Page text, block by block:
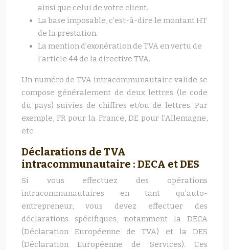
ainsi que celui de votre client.
La base imposable, c’est-à-dire le montant HT
de la prestation.
La mention d’exonération de TVA en vertu de
l’article 44 de la directive TVA.
Un numéro de TVA intracommunautaire valide se
compose généralement de deux lettres (le code
du pays) suivies de chiffres et/ou de lettres. Par
exemple, FR pour la France, DE pour l’Allemagne,
etc.
Déclarations de TVA
intracommunautaire : DECA et DES
Si vous effectuez des opérations
intracommunautaires en tant qu’auto-
entrepreneur, vous devez effectuer des
déclarations spécifiques, notamment la DECA
(Déclaration Européenne de TVA) et la DES
(Déclaration Européenne de Services). Ces